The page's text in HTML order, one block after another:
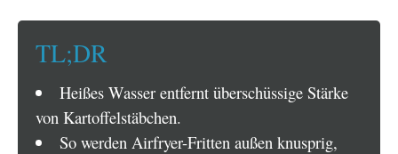
TL;DR
Heißes Wasser entfernt überschüssige Stärke
von Kartoffelstäbchen.
So werden Airfryer-Fritten außen knusprig,